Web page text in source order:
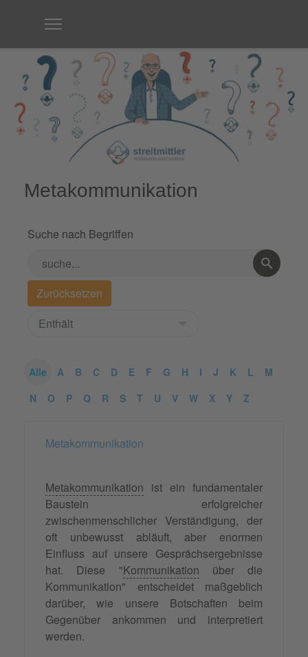
Metakommunikation
Suche nach Begriffen
Alle A B C D E F G H I J K L
M
N
O P Q R S T U V W X Y Z
Metakommunikation
Metakommunikation ist ein fundamentaler
Baustein erfolgreicher
zwischenmenschlicher Verständigung, der
oft unbewusst abläuft, aber enormen
Einfluss auf unsere Gesprächsergebnisse
hat. Diese "Kommunikation über die
Kommunikation" entscheidet maßgeblich
darüber, wie unsere Botschaften beim
Gegenüber ankommen und interpretiert
werden.